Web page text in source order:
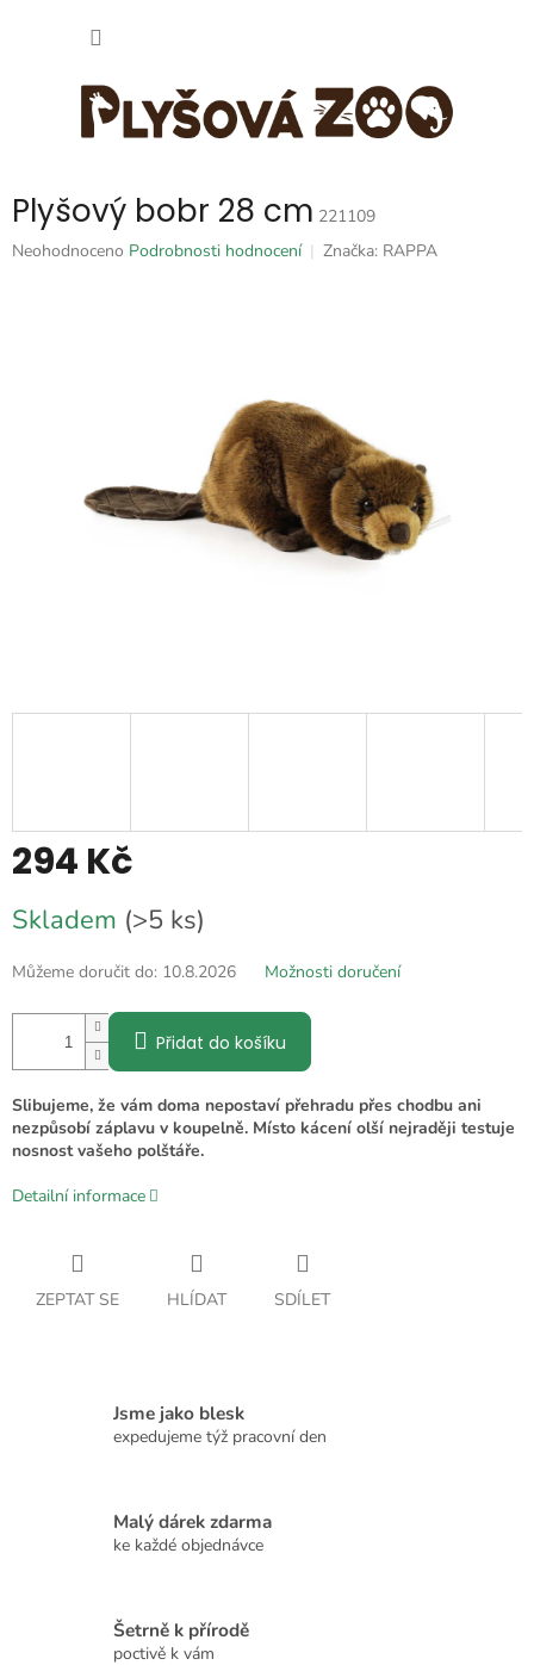
Plyšový bobr 28 cm 221109
Průměrné
Neohodnoceno Podrobnosti hodnocení Značka: RAPPA
294 Kč
cena:
Skladem (>5 ks)
Můžeme doručit do: 10.8.2026 Možnosti doručení
Přidat do košíku
Slibujeme, že vám doma nepostaví přehradu přes chodbu ani
nezpůsobí záplavu v koupelně. Místo kácení olší nejraději testuje
nosnost vašeho polštáře.
Detailní informace
ZEPTAT SE HLÍDAT SDÍLET
Jsme jako blesk
expedujeme týž pracovní den
Malý dárek zdarma
ke každé objednávce
Šetrně k přírodě
poctivě k vám